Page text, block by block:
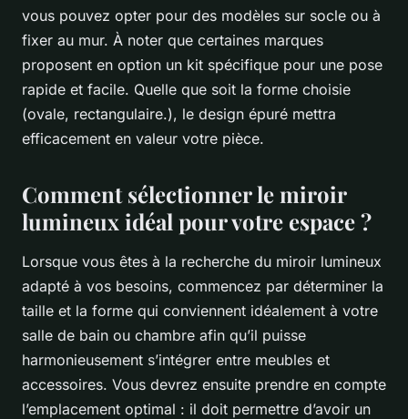
vous pouvez opter pour des modèles sur socle ou à
fixer au mur. À noter que certaines marques
proposent en option un kit spécifique pour une pose
rapide et facile. Quelle que soit la forme choisie
(ovale, rectangulaire.), le design épuré mettra
efficacement en valeur votre pièce.
Comment sélectionner le miroir
lumineux idéal pour votre espace ?
Lorsque vous êtes à la recherche du miroir lumineux
adapté à vos besoins, commencez par déterminer la
taille et la forme qui conviennent idéalement à votre
salle de bain ou chambre afin qu’il puisse
harmonieusement s’intégrer entre meubles et
accessoires. Vous devrez ensuite prendre en compte
l’emplacement optimal : il doit permettre d’avoir un